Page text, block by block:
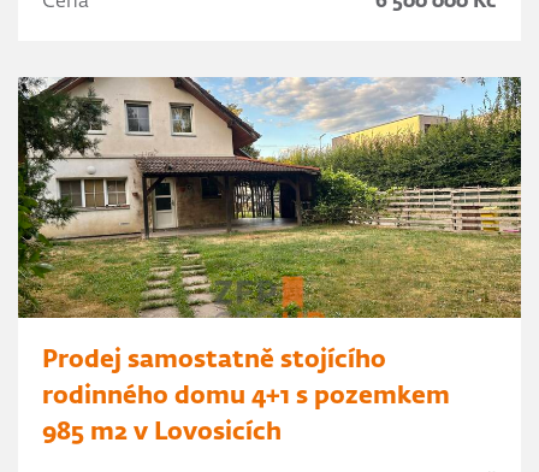
Prodej samostatně stojícího
rodinného domu 4+1 s pozemkem
985 m2 v Lovosicích